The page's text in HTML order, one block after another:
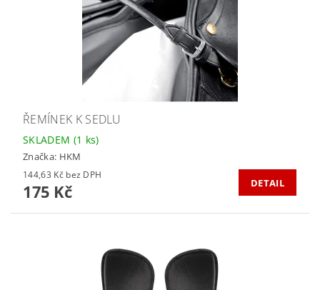
ŘEMÍNEK K SEDLU
SKLADEM (1 ks)
Značka: HKM
144,63 Kč bez DPH
175 Kč DETAIL